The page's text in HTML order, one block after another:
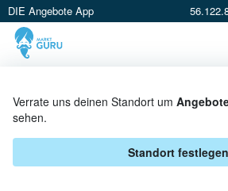
DIE Angebote App
Verrate uns deinen Standort um
sehen.
Standort festlegen
FISCHSALATE
AKTIONEN BEI NAH &